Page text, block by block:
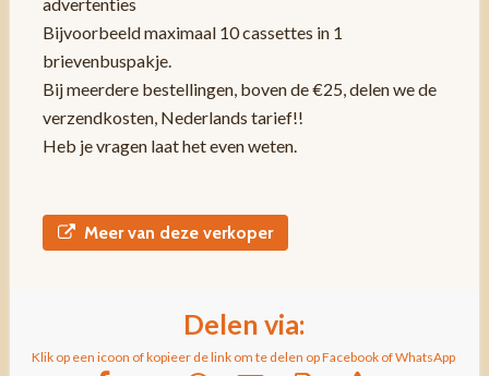
Bijvoorbeeld maximaal 10 cassettes in 1
brievenbuspakje.
Bij meerdere bestellingen, boven de €25, delen we de
verzendkosten, Nederlands tarief!!
Heb je vragen laat het even weten.
Meer van deze verkoper
Delen via:
Klik op een icoon of kopieer de link om te delen op Facebook of WhatsApp